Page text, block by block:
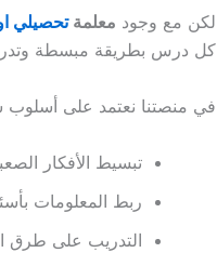
لكن مع وجود معلمةتحصيلي
كل درس بطريقة مبسطة
في منصتنا نعتمد على
تبسيط الأفكار
ربط المعلومات
التدريب على طرق